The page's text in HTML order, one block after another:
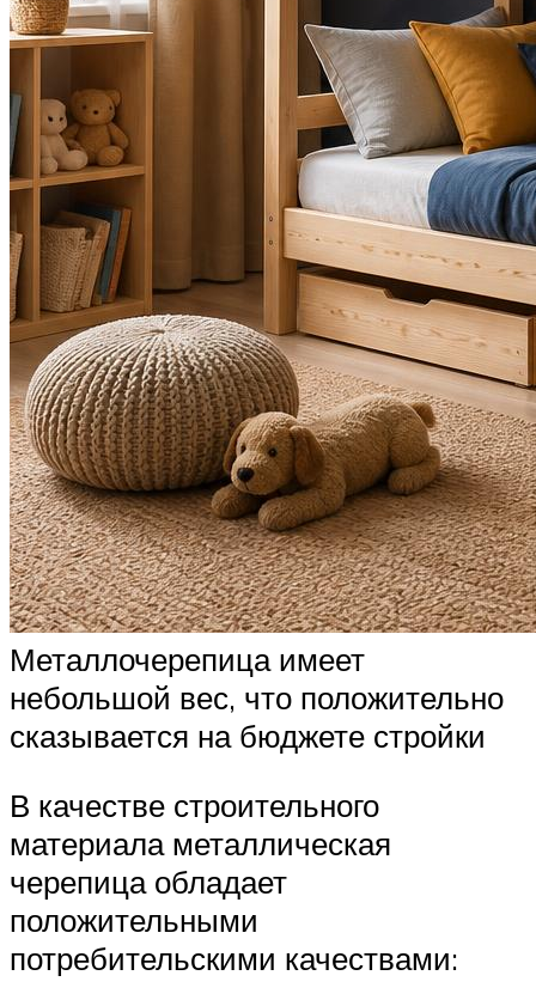
Металлочерепица имеет
небольшой вес, что положительно
сказывается на бюджете стройки
В качестве строительного
материала металлическая
черепица обладает
положительными
потребительскими качествами: